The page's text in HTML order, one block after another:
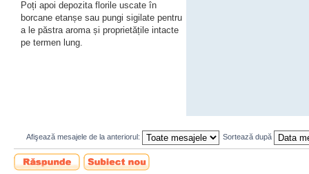
Poți apoi depozita florile uscate în
borcane etanșe sau pungi sigilate pentru
a le păstra aroma și proprietățile intacte
pe termen lung
Afişează mesajele de la anteriorul: Sortează după
Scrie un răspuns
Scrie un subiect
nou